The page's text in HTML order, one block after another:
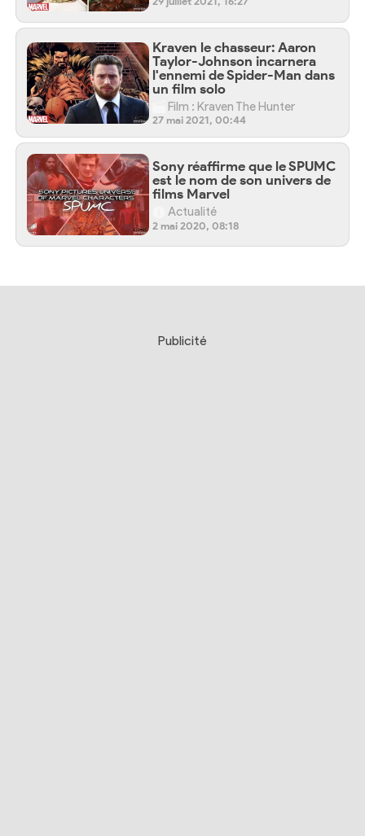
Kraven le chasseur: Aaron
Taylor-Johnson incarnera
l'ennemi de Spider-Man dans
un film solo
Film : Kraven The Hunter
27 mai 2021, 00:44
Sony réaffirme que le SPUMC
est le nom de son univers de
films Marvel
Actualité
2 mai 2020, 08:18
Publicité